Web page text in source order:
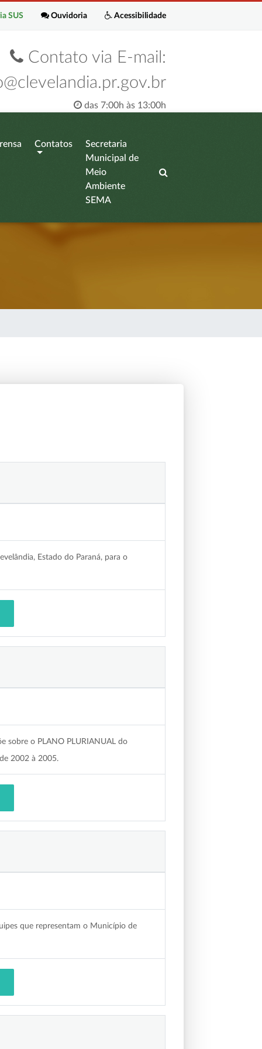
Acessibilidade
Ouvidoria
SUS
Contato via E-mail:
das 7:00h às 13:00h
Contatos
Secretaria
Municipal de
Meio
Ambiente
SEMA
Estado do Paraná, para o
sobre o PLANO PLURIANUAL do
2002 à 2005.
que representam o Município de